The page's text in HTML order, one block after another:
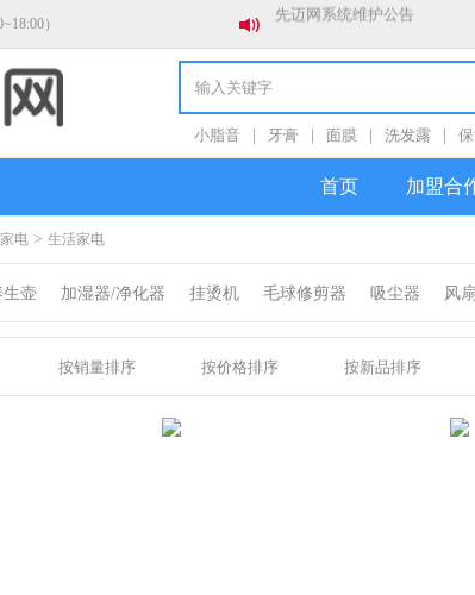
）
春节放假通知
关于防范社群私加好友诈骗的
小脂音 牙膏 面膜 洗发露
首页 加盟合
电 > 生活家电
生壶 加湿器/净化器 挂烫机 毛球修剪器 吸尘器 风扇
按销量排序 按价格排序 按新品排序